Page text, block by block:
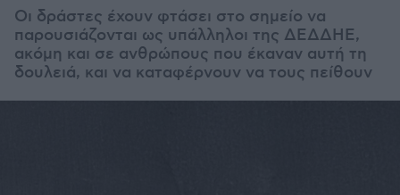
Οι δράστες έχουν φτάσει στο σημείο να
παρουσιάζονται ως υπάλληλοι της ΔΕΔΔΗΕ,
ακόμη και σε ανθρώπους που έκαναν αυτή τη
δουλειά, και να καταφέρνουν να τους πείθουν